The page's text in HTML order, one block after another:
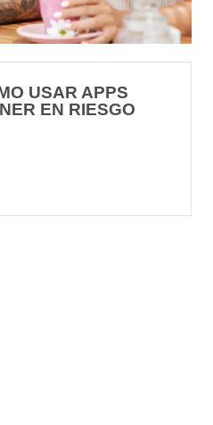
USAR APPS
EN RIESGO